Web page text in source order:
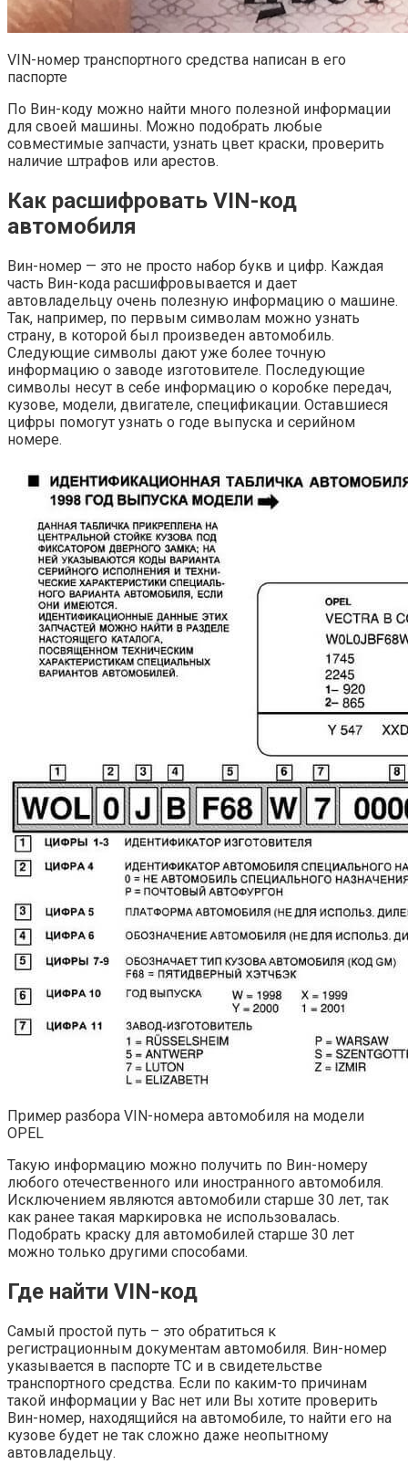
VIN-номер транспортного средства написан в его
паспорте
По Вин-коду можно найти много полезной информации
для своей машины. Можно подобрать любые
совместимые запчасти, узнать цвет краски, проверить
наличие штрафов или арестов.
Как расшифровать VIN-код
автомобиля
Вин-номер — это не просто набор букв и цифр. Каждая
часть Вин-кода расшифровывается и дает
автовладельцу очень полезную информацию о машине.
Так, например, по первым символам можно узнать
страну, в которой был произведен автомобиль.
Следующие символы дают уже более точную
информацию о заводе изготовителе. Последующие
символы несут в себе информацию о коробке передач,
кузове, модели, двигателе, спецификации. Оставшиеся
цифры помогут узнать о годе выпуска и серийном
номере.
Пример разбора VIN-номера автомобиля на модели
OPEL
Такую информацию можно получить по Вин-номеру
любого отечественного или иностранного автомобиля.
Исключением являются автомобили старше 30 лет, так
как ранее такая маркировка не использовалась.
Подобрать краску для автомобилей старше 30 лет
можно только другими способами.
Где найти VIN-код
Самый простой путь – это обратиться к
регистрационным документам автомобиля. Вин-номер
указывается в паспорте ТС и в свидетельстве
транспортного средства. Если по каким-то причинам
такой информации у Вас нет или Вы хотите проверить
Вин-номер, находящийся на автомобиле, то найти его на
кузове будет не так сложно даже неопытному
автовладельцу.